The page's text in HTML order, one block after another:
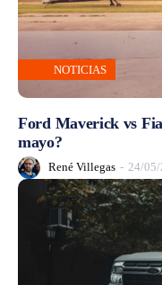
NOTICIAS
Ford Maverick vs
mayo?
René Villegas - 24/05/